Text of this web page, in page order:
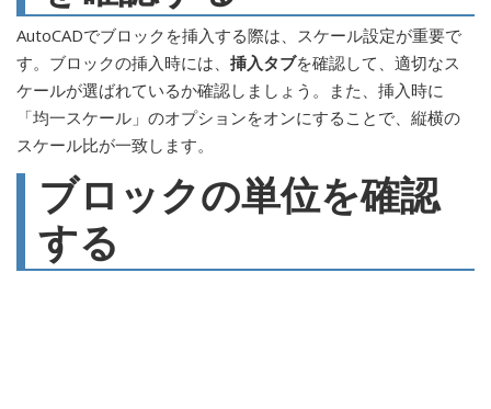
AutoCADでブロックを挿入する際は、スケール設定が重要で
す。ブロックの挿入時には、 挿入タブを確認して、適切なス
ケールが選ばれているか確認しましょう。また、挿入時に
「均一スケール」のオプションをオンにすることで、縦横の
スケール比が一致します。
ブロックの単位を確認
する